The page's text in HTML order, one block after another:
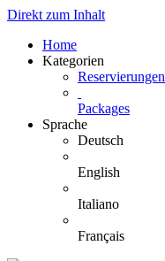
Direkt zum Inhalt
Home
Kategorien
Reservierungen
Packages
Sprache
Deutsch
English
Italiano
Français